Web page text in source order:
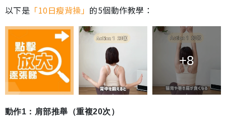
以下是 「10日瘦背操」 的5個動作教學：
+8
動作1：肩部推舉（重複20次）